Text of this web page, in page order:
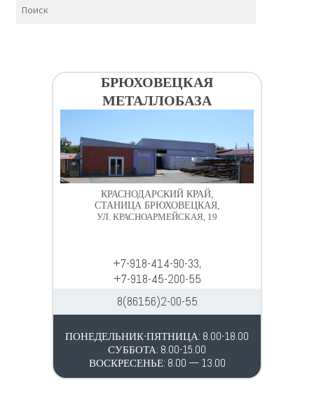
БРЮХОВЕЦКАЯ
МЕТАЛЛОБАЗА
КРАСНОДАРСКИЙ КРАЙ,
СТАНИЦА БРЮХОВЕЦКАЯ,
УЛ. КРАСНОАРМЕЙСКАЯ, 19
+7-918-414-90-33,
+7-918-45-200-55
8(86156)2-00-55
ПОНЕДЕЛЬНИК-ПЯТНИЦА: 8.00-18.00
СУББОТА: 8.00-15.00
ВОСКРЕСЕНЬЕ: 8.00 — 13.00